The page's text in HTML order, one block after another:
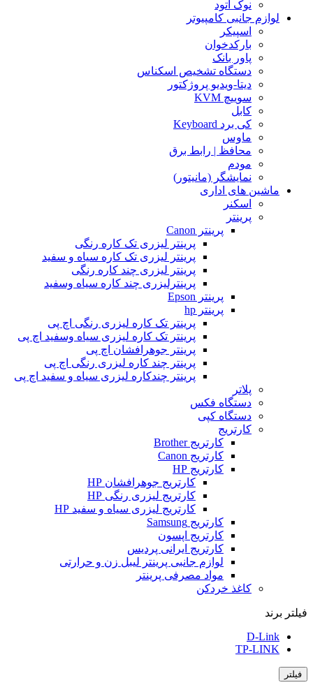
نوک اتود
لوازم جانبی کامپیوتر
اسپیکر
بارکدخوان
پاور بانک
دستگاه تشخیص اسکناس
دیتا-ویدیو پروژکتور
سوییچ KVM
کابل
کی برد Keyboard
ماوس
محافظ | رابط برق
مودم
نمایشگر (مانیتور)
ماشین های اداری
اسکنر
پرینتر
پرینتر Canon
پرینتر لیزری تک کاره رنگی
پرینتر لیزری تک کاره سیاه و سفید
پرینتر لیزری چند کاره رنگی
پرینترلیزری چند کاره سیاه وسفید
پرینتر Epson
پرینتر hp
پرینتر تک کاره لیزری رنگی اچ پی
پرینتر تک کاره لیزری سیاه وسفید اچ پی
پرینتر جوهرافشان اچ پی
پرینتر چند کاره لیزری رنگی اچ پی
پرینتر چندکاره لیزری سیاه و سفید اچ پی
پلاتر
دستگاه فکس
دستگاه کپی
کارتریج
کارتریج Brother
کارتریج Canon
کارتریج HP
کارتریج جوهرافشان HP
کارتریج لیزری رنگی HP
کارتریج لیزری سیاه و سفید HP
کارتریج Samsung
کارتریج اپسون
کارتریج ایرانی پردیس
لوازم جانبی پرینتر لیبل زن و حرارتی
مواد مصرفی پرینتر
کاغذ خردکن
فیلتر برند
D-Link
TP-LINK
فیلتر